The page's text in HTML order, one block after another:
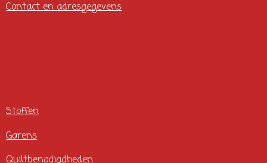
Contact en adresgegevens
Stoffen
Garens
Quiltbenodigdheden